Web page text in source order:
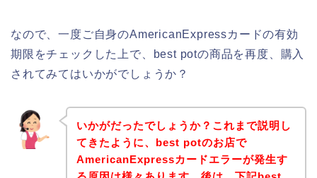
なので、一度ご自身のAmericanExpressカードの有効
期限をチェックした上で、best potの商品を再度、購入
されてみてはいかがでしょうか？
いかがだったでしょうか？これまで説明し
てきたように、best potのお店で
AmericanExpressカードエラーが発生す